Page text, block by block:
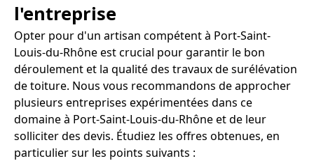
l'entreprise
Opter pour d'un artisan compétent à Port-Saint-
Louis-du-Rhône est crucial pour garantir le bon
déroulement et la qualité des travaux de surélévation
de toiture. Nous vous recommandons de approcher
plusieurs entreprises expérimentées dans ce
domaine à Port-Saint-Louis-du-Rhône et de leur
solliciter des devis. Étudiez les offres obtenues, en
particulier sur les points suivants :